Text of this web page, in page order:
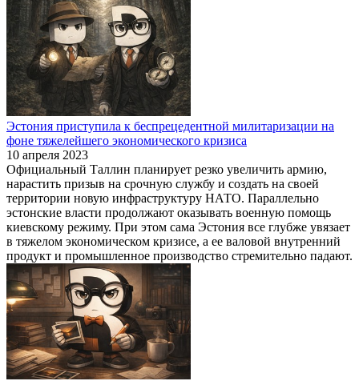
Эстония приступила к беспрецедентной милитаризации на
фоне тяжелейшего экономического кризиса
10 апреля 2023
Официальный Таллин планирует резко увеличить армию,
нарастить призыв на срочную службу и создать на своей
территории новую инфраструктуру НАТО. Параллельно
эстонские власти продолжают оказывать военную помощь
киевскому режиму. При этом сама Эстония все глубже увязает
в тяжелом экономическом кризисе, а ее валовой внутренний
продукт и промышленное производство стремительно падают.